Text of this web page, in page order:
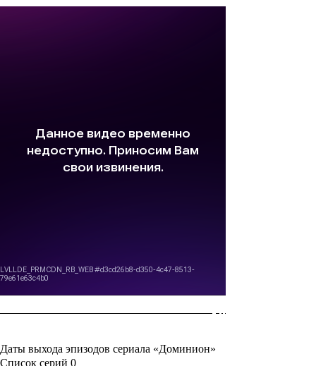
Даты выхода эпизодов сериала «Доминион»
Список серий 0